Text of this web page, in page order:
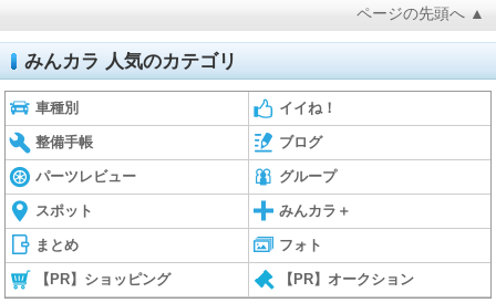
ページの先頭へ ▲
みんカラ 人気のカテゴリ
車種別 イイね！
整備手帳 ブログ
パーツレビュー グループ
スポット みんカラ＋
まとめ フォト
【PR】ショッピング 【PR】オークション